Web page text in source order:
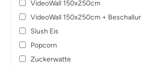
VideoWall 150x250cm
VideoWall 150x250cm +
Slush Eis
Popcorn
Zuckerwatte